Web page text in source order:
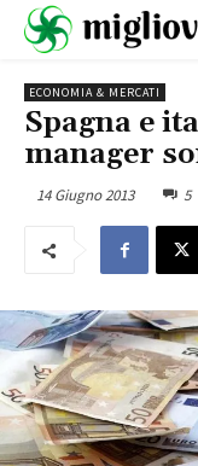
ECONOMIA & MERCATI
Spagna e
manager
14 Giugno 2013 5